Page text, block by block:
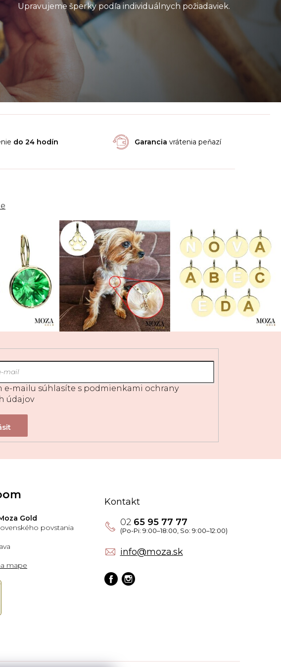
Upravujeme šperky podľa individuálnych požiadaviek.
do 24 hodín Garancia vrátenia peňazí
e-mailu súhlasíte s podmienkami ochrany
údajov
Gold
povstania
mape
Kontakt
info@moza.sk
0265 95 77 77